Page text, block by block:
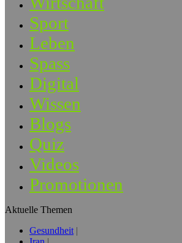
Sport
Leben
Spass
Digital
Wissen
Blogs
Quiz
Videos
Promotionen
Aktuelle Themen
Gesundheit